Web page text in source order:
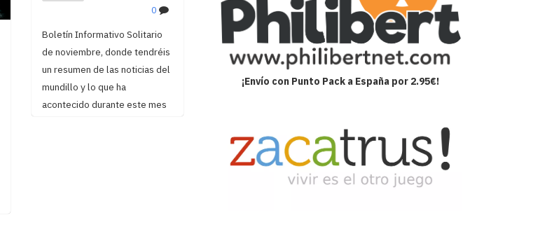
0
Boletín Informativo Solitario
de noviembre, donde tendréis
un resumen de las noticias del
mundillo y lo que ha
acontecido durante este mes
¡Envío con Punto Pack a España por 2.95€!